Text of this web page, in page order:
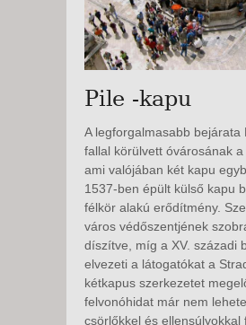
Pile -kapu
A legforgalmasabb bejárata
fallal körülvett óvárosának a
ami valójában két kapu
1537-ben épült külső kapu
félkör alakú erődítmény.
város védőszentjének
díszítve, míg a XV. századi
elvezeti a látogatókat a
kétkapus szerkezetet
felvonóhidat már nem
csörlőkkel és ellensúlyokkal